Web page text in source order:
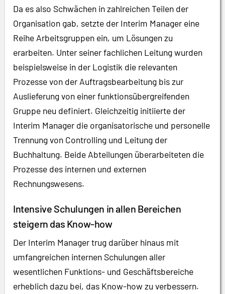
Da es also Schwächen in zahlreichen Teilen der
Organisation gab, setzte der Interim Manager eine
Reihe Arbeitsgruppen ein, um Lösungen zu
erarbeiten. Unter seiner fachlichen Leitung wurden
beispielsweise in der Logistik die relevanten
Prozesse von der Auftragsbearbeitung bis zur
Auslieferung von einer funktionsübergreifenden
Gruppe neu definiert. Gleichzeitig initiierte der
Interim Manager die organisatorische und personelle
Trennung von Controlling und Leitung der
Buchhaltung. Beide Abteilungen überarbeiteten die
Prozesse des internen und externen
Rechnungswesens.
Intensive Schulungen in allen Bereichen
steigern das Know-how
Der Interim Manager trug darüber hinaus mit
umfangreichen internen Schulungen aller
wesentlichen Funktions- und Geschäftsbereiche
erheblich dazu bei, das Know-how zu verbessern.